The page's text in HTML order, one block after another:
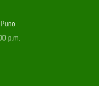
p.m.